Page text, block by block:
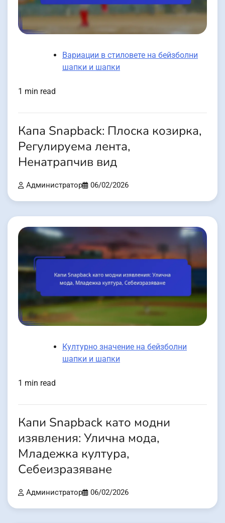
Вариации в стиловете на бейзболни
шапки и шапки
1 min read
Капа Snapback: Плоска козирка,
Регулируема лента,
Ненатрапчив вид
Администратор 06/02/2026
Културно значение на бейзболни
шапки и шапки
1 min read
Капи Snapback като модни
изявления: Улична мода,
Младежка култура,
Себеизразяване
Администратор 06/02/2026